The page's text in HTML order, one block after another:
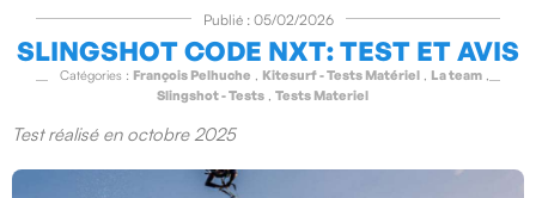
Publié : 05/02/2026
SLINGSHOT CODE NXT: TEST ET AVIS
Catégories : François Pelhuche , Kitesurf - Tests Matériel, La team,
Slingshot - Tests, Tests Materiel
Test réalisé en octobre 2025